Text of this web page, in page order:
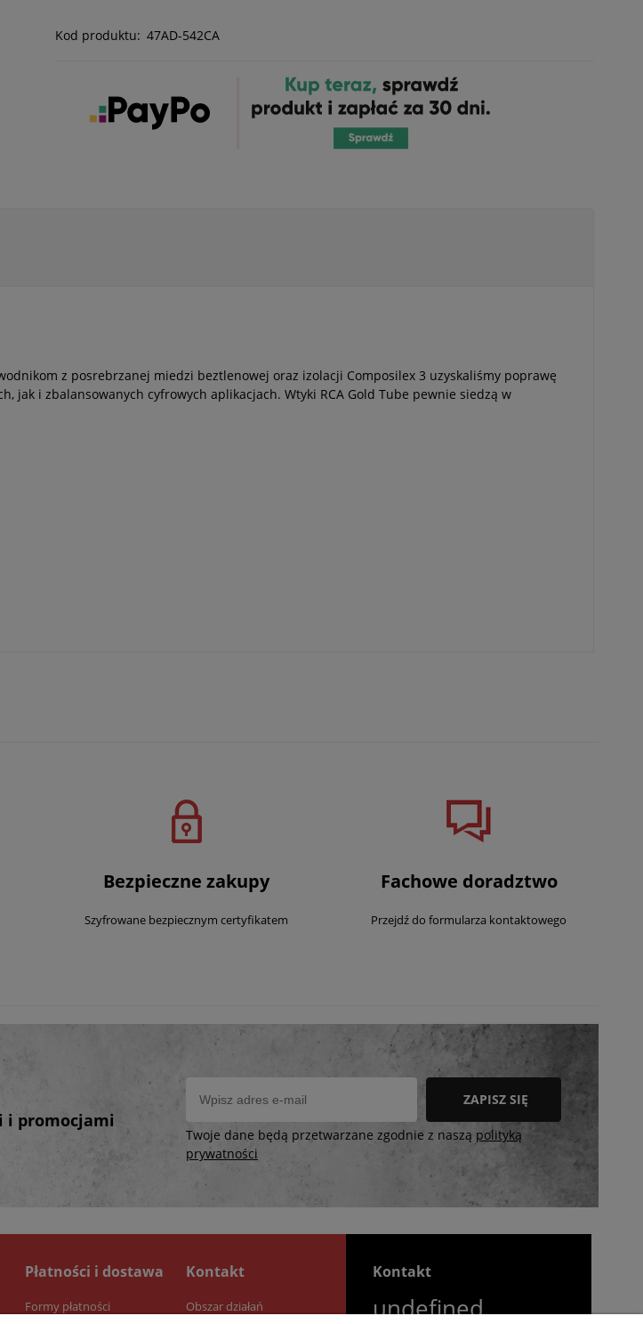
Kod produktu: 47AD-542CA
z posrebrzanej miedzi beztlenowej oraz izolacji Composilex 3 uzyskaliśmy poprawę
i zbalansowanych cyfrowych aplikacjach. Wtyki RCA Gold Tube pewnie siedzą w
Bezpieczne zakupy
Szyfrowane bezpiecznym certyfikatem
Fachowe doradztwo
Przejdź do formularza kontaktowego
i promocjami
ZAPISZ SIĘ
Twoje dane będą przetwarzane zgodnie z naszą polityką
prywatności
Płatności i dostawa
Formy płatności
Kontakt
Obszar działań
Kontakt
undefined